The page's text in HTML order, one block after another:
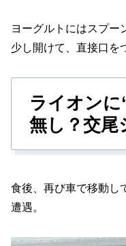
ヨーグルトにはスプー
少し開けて、直接口を
ライオンに
無し？交尾
食後、再び車で移動し
遭遇。